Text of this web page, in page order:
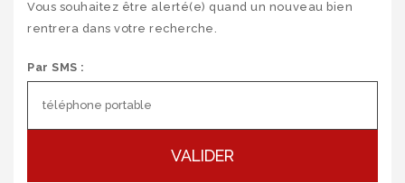
Vous souhaitez être alerté(e) quand un nouveau bien
rentrera dans votre recherche.
Par SMS :
VALIDER